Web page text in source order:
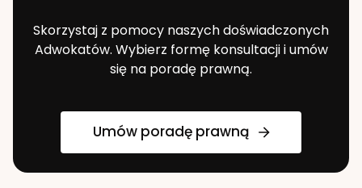
Skorzystaj z pomocy naszych doświadczonych
Adwokatów. Wybierz formę konsultacji i umów
się na poradę prawną.
Umów poradę prawną